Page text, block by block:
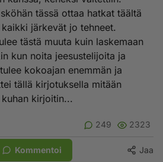
tässä ottaa hatkat täältä
järkevät jo tehneet.
tästä muuta kuin laskemaan
kun noita jeesustelijoita ja
kokoajan enemmän ja
tällä kirjotuksella mitään
kirjoitin...
249 2323
Kommentoi Jaa